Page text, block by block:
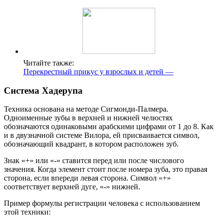
Читайте также:
Перекрестный прикус у взрослых и детей —
Система Хадерупа
Техника основана на методе Сигмонди-Палмера.
Одноименные зубы в верхней и нижней челюстях
обозначаются одинаковыми арабскими цифрами от 1 до 8. Как
и в двузначной системе Вилора, ей присваивается символ,
обозначающий квадрант, в котором расположен зуб.
Знак «+» или «-» ставится перед или после числового
значения. Когда элемент стоит после номера зуба, это правая
сторона, если впереди левая сторона. Символ «+»
соответствует верхней дуге, «-» нижней.
Пример формулы регистрации человека с использованием
этой техники: